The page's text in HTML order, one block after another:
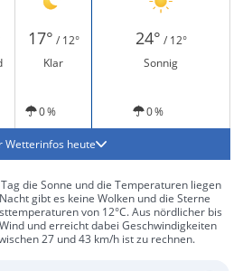
17° / 12° 24° / 12°
Klar Sonnig
0 % 0 %
Wetterinfos heute
Tag die Sonne und die Temperaturen liegen
gibt es keine Wolken und die Sterne
von 12°C. Aus nördlicher bis
und erreicht dabei Geschwindigkeiten
27 und 43 km/h ist zu rechnen.